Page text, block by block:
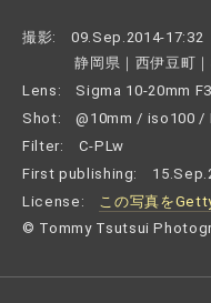
撮影:
09.Sep.2014-17:32
静岡県｜西伊豆町
Lens:
Sigma 10-20mm
Shot:
@10mm / iso100 /
Filter:
C-PLw
First publishing:
License:
この写真を
© Tommy Tsutsui